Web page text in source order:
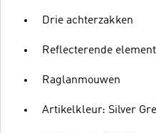
Drie achterzakken
Reflecterende
Raglanmouwen
Artikelkleur: Silver